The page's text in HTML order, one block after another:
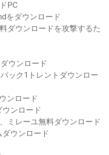
PC
をダウンロード
ダウンロードを攻撃するた
ウンロード
ック1トレントダウンロー
ンロード
ンロード
ミレーユ無料ダウンロード
ウンロード